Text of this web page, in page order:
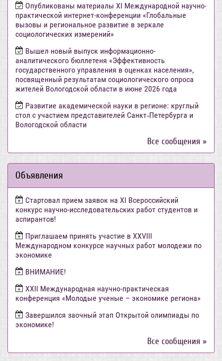
Опубликованы материалы XI Международной научно-
практической интернет-конференции «Глобальные
вызовы и региональное развитие в зеркале
социологических измерений»
Вышел новый выпуск информационно-
аналитического бюллетеня «Эффективность
государственного управления в оценках населения»,
посвященный результатам социологического опроса
жителей Вологодской области в июне 2026 года
Развитие академической науки в регионе: круглый
стол с участием представителей Санкт‑Петербурга и
Вологодской области
Все сообщения »
Объявления
Стартовал прием заявок на XI Всероссийский
конкурс научно-исследовательских работ студентов и
аспирантов!
Приглашаем принять участие в XXVIII
Международном конкурсе научных работ молодежи по
экономике
ВНИМАНИЕ!
ХХII Международная научно-практическая
конференция «Молодые ученые – экономике региона»
Завершился заочный этап Открытой олимпиады по
экономике!
Все сообщения »